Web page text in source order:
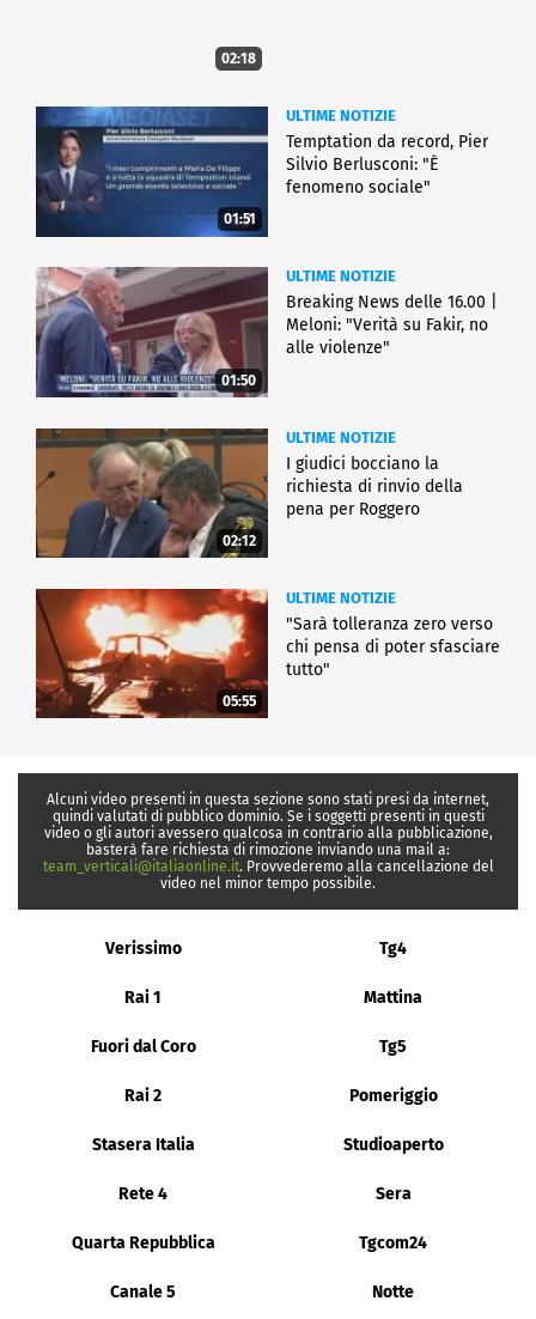
02:18
01:51
ULTIME NOTIZIE
Temptation da record, Pier
Silvio Berlusconi: "È
fenomeno sociale"
01:50
ULTIME NOTIZIE
Breaking News delle 16.00 |
Meloni: "Verità su Fakir, no
alle violenze"
02:12
ULTIME NOTIZIE
I giudici bocciano la
richiesta di rinvio della
pena per Roggero
05:55
ULTIME NOTIZIE
"Sarà tolleranza zero verso
chi pensa di poter sfasciare
tutto"
Alcuni video presenti in questa sezione sono stati presi da internet,
quindi valutati di pubblico dominio. Se i soggetti presenti in questi
video o gli autori avessero qualcosa in contrario alla pubblicazione,
basterà fare richiesta di rimozione inviando una mail a:
team_verticali@italiaonline.it. Provvederemo alla cancellazione del
video nel minor tempo possibile.
Verissimo Tg4
Rai 1 Mattina
Fuori dal Coro Tg5
Rai 2 Pomeriggio
Stasera Italia Studioaperto
Rete 4 Sera
Quarta Repubblica Tgcom24
Canale 5 Notte